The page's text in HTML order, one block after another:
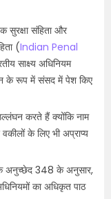
सुरक्षा संहिता और
(Indian Penal
साक्ष्य अधिनियम
के रूप में संसद में पेश किए
करते हैं क्योंकि नाम
के लिए भी अप्राप्य
अनुच्छेद 348 के अनुसार,
का अधिकृत पाठ